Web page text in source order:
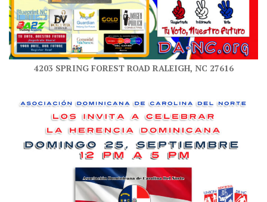
4203 SPRING FOREST ROAD RALEIGH, NC 27616